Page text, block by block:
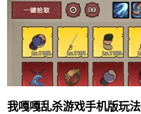
我嘎嘎乱杀游戏手机版玩法